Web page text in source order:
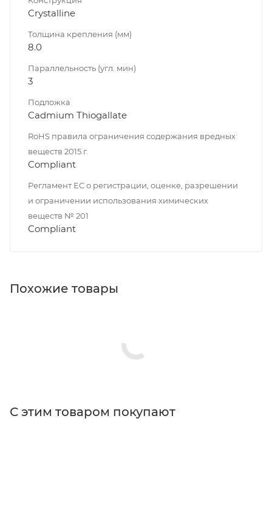
Crystalline
Толщина крепления (мм)
8.0
Параллельность (угл. мин)
3
Подложка
Cadmium Thiogallate
RoHS правила ограничения содержания вредных
веществ 2015 г.
Compliant
Регламент ЕС о регистрации, оценке, разрешении
и ограничении использования химических
веществ № 201
Compliant
Похожие товары
С этим товаром покупают